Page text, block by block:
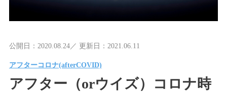
公開日：2020.08.24／ 更新日：2021.06.11
アフターコロナ(afterCOVID)
アフター（orウイズ）コロナ時